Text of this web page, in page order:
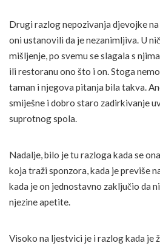
Drugi razlog nepozivanja djevojke
oni ustanovili da je nezanimljiva. U
mišljenje, po svemu se slagala s
ili restoranu ono što i on. Stoga
taman i njegova pitanja bila takva.
smiješne i dobro staro zadirkivanje
suprotnog spola.
Nadalje, bilo je tu razloga kada se
koja traži sponzora, kada je previše
kada je on jednostavno zaključio da
njezine apetite.
Visoko na ljestvici je i razlog kada je